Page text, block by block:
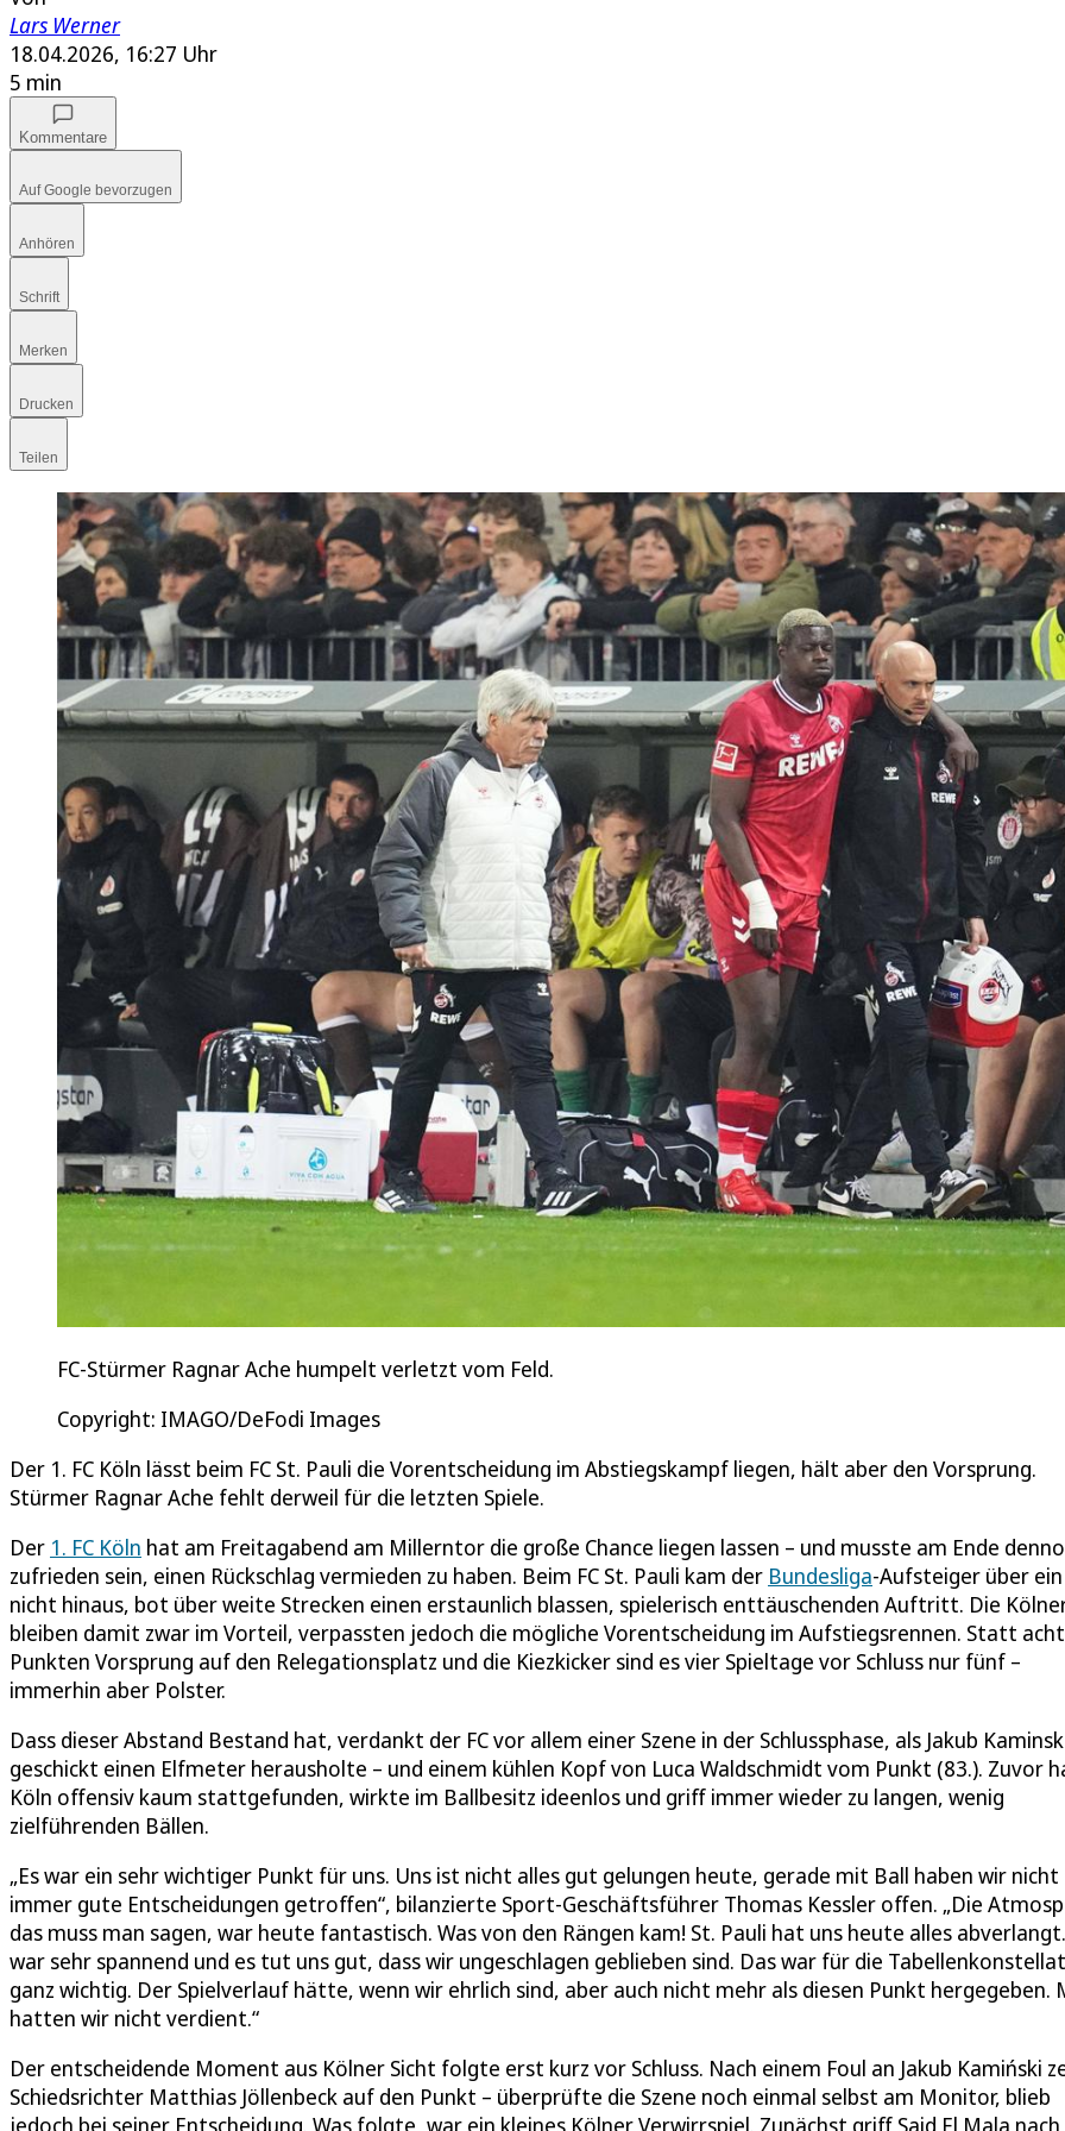
Lars Werner
18.04.2026, 16:27 Uhr
5 min
Kommentare
Auf Google bevorzugen
Anhören
Schrift
Merken
Drucken
Teilen
FC-Stürmer Ragnar Ache humpelt verletzt vom Feld.
Copyright: IMAGO/DeFodi Images
Der 1. FC Köln lässt beim FC St. Pauli die Vorentscheidung im Abstiegskampf liegen, hält aber den Vorsprung.
Stürmer Ragnar Ache fehlt derweil für die letzten Spiele.
Der 1. FC Köln hat am Freitagabend am Millerntor die große Chance liegen lassen – und musste am Ende
zufrieden sein, einen Rückschlag vermieden zu haben. Beim FC St. Pauli kam der Bundesliga-Aufsteiger über
nicht hinaus, bot über weite Strecken einen erstaunlich blassen, spielerisch enttäuschenden Auftritt. Die
bleiben damit zwar im Vorteil, verpassten jedoch die mögliche Vorentscheidung im Aufstiegsrennen. Statt acht
Punkten Vorsprung auf den Relegationsplatz und die Kiezkicker sind es vier Spieltage vor Schluss nur fünf –
immerhin aber Polster.
Dass dieser Abstand Bestand hat, verdankt der FC vor allem einer Szene in der Schlussphase, als Jakub
geschickt einen Elfmeter herausholte – und einem kühlen Kopf von Luca Waldschmidt vom Punkt (83.). Zuvor
Köln offensiv kaum stattgefunden, wirkte im Ballbesitz ideenlos und griff immer wieder zu langen, wenig
zielführenden Bällen.
„Es war ein sehr wichtiger Punkt für uns. Uns ist nicht alles gut gelungen heute, gerade mit Ball haben wir nicht
immer gute Entscheidungen getroffen“, bilanzierte Sport-Geschäftsführer Thomas Kessler offen. „Die
das muss man sagen, war heute fantastisch. Was von den Rängen kam! St. Pauli hat uns heute alles
war sehr spannend und es tut uns gut, dass wir ungeschlagen geblieben sind. Das war für die
ganz wichtig. Der Spielverlauf hätte, wenn wir ehrlich sind, aber auch nicht mehr als diesen Punkt hergegeben.
hatten wir nicht verdient.“
Der entscheidende Moment aus Kölner Sicht folgte erst kurz vor Schluss. Nach einem Foul an Jakub Kamiński
Schiedsrichter Matthias Jöllenbeck auf den Punkt – überprüfte die Szene noch einmal selbst am Monitor, blieb
jedoch bei seiner Entscheidung. Was folgte, war ein kleines Kölner Verwirrspiel. Zunächst griff Said El Mala